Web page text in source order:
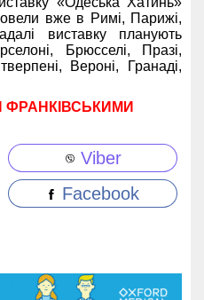
вже в Римі, Парижі,
виставку планують
Брюсселі, Празі,
Вероні, Гранаді,
ФРАНКІВСЬКИМИ
Viber
Facebook